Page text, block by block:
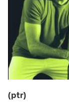
(ptr)